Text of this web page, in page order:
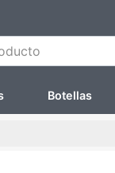
Botellas